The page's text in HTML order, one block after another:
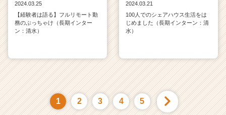
2024.03.25
【経験者は語る】フルリモート勤
務のぶっちゃけ（長期インター
ン：清水）
2024.03.21
100人でのシェアハウス生活をは
じめました（長期インターン：清
水）
1 2 3 4 5